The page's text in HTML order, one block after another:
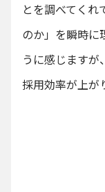
とを調べてくれ
のか」を瞬時に
うに感じます
採用効率が上が